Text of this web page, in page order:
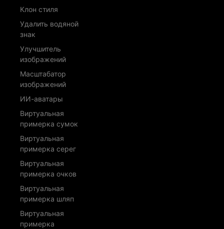
Клон стиля
Удалить водяной
знак
Улучшитель
изображений
Масштабатор
изображений
ИИ-аватары
Виртуальная
примерка сумок
Виртуальная
примерка серег
Виртуальная
примерка очков
Виртуальная
примерка шляп
Виртуальная
примерка